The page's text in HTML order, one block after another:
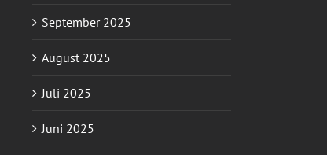
September 2025
August 2025
Juli 2025
Juni 2025